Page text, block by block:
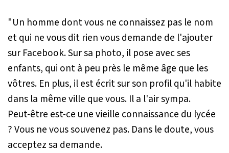
"Un homme dont vous ne connaissez pas le nom
et qui ne vous dit rien vous demande de l'ajouter
sur Facebook. Sur sa photo, il pose avec ses
enfants, qui ont à peu près le même âge que les
vôtres. En plus, il est écrit sur son profil qu'il habite
dans la même ville que vous. Il a l'air sympa.
Peut-être est-ce une vieille connaissance du lycée
? Vous ne vous souvenez pas. Dans le doute, vous
acceptez sa demande.